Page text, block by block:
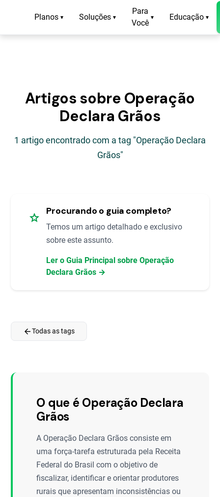
Planos ▾ Soluções ▾
Para
Você
▾ Educação ▾
Artigos sobre Operação
Declara Grãos
1 artigo encontrado com a tag "Operação Declara
Grãos"
star Procurando o guia completo?
Temos um artigo detalhado e exclusivo
sobre este assunto.
Ler o Guia Principal sobre Operação
Declara Grãos →
arrow_backTodas as tags
O que é Operação Declara
Grãos
A Operação Declara Grãos consiste em
uma força-tarefa estruturada pela Receita
Federal do Brasil com o objetivo de
fiscalizar, identificar e orientar produtores
rurais que apresentam inconsistências ou